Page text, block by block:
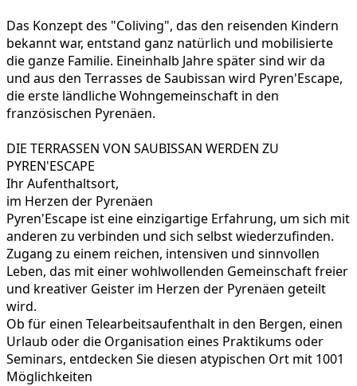
Das Konzept des "Coliving", das den reisenden Kindern
bekannt war, entstand ganz natürlich und mobilisierte
die ganze Familie. Eineinhalb Jahre später sind wir da
und aus den Terrasses de Saubissan wird Pyren'Escape,
die erste ländliche Wohngemeinschaft in den
französischen Pyrenäen.
DIE TERRASSEN VON SAUBISSAN WERDEN ZU
PYREN'ESCAPE
Ihr Aufenthaltsort,
im Herzen der Pyrenäen
Pyren'Escape ist eine einzigartige Erfahrung, um sich mit
anderen zu verbinden und sich selbst wiederzufinden.
Zugang zu einem reichen, intensiven und sinnvollen
Leben, das mit einer wohlwollenden Gemeinschaft freier
und kreativer Geister im Herzen der Pyrenäen geteilt
wird.
Ob für einen Telearbeitsaufenthalt in den Bergen, einen
Urlaub oder die Organisation eines Praktikums oder
Seminars, entdecken Sie diesen atypischen Ort mit 1001
Möglichkeiten